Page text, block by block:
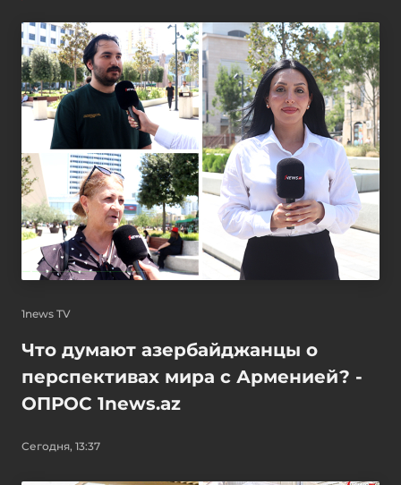
1news TV
Что думают азербайджанцы о
перспективах мира с Арменией? -
ОПРОС 1news.az
Сегодня, 13:37